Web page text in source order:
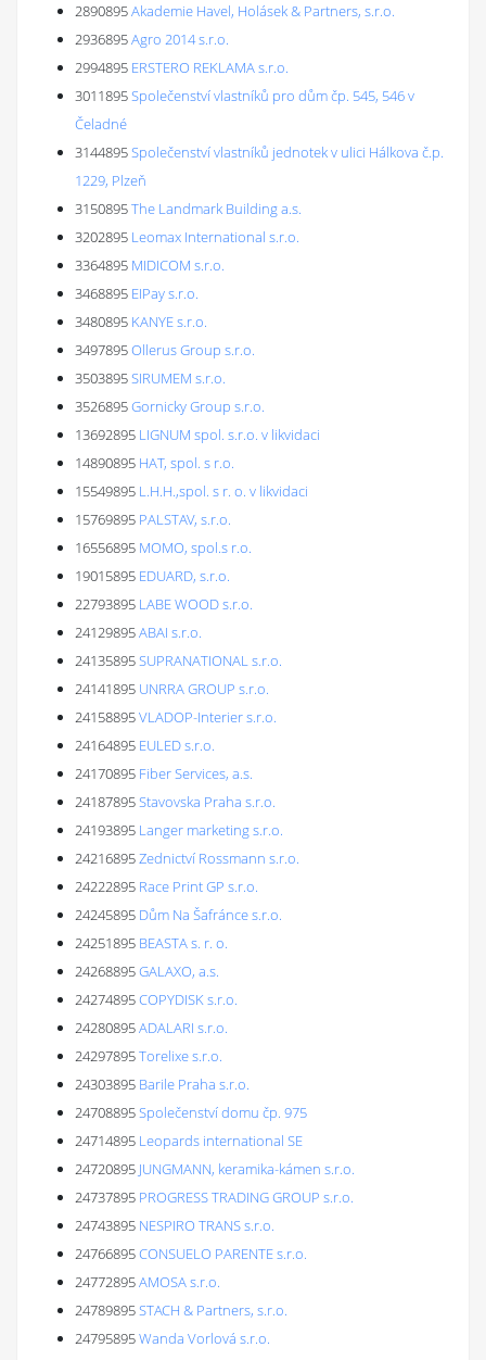
2890895Akademie Havel, Holásek & Partners, s.r.o.
2936895Agro 2014 s.r.o.
2994895 ERSTERO REKLAMA s.r.o.
3011895Společenství vlastníků pro dům čp. 545, 546 v
Čeladné
3144895Společenství vlastníků jednotek v ulici Hálkova č.p.
1229, Plzeň
3150895The Landmark Building a.s.
3202895 Leomax International s.r.o.
3364895 MIDICOM s.r.o.
3468895 EIPay s.r.o.
3480895 KANYE s.r.o.
3497895Ollerus Group s.r.o.
3503895SIRUMEM s.r.o.
3526895Gornicky Group s.r.o.
13692895 LIGNUM spol. s.r.o. v likvidaci
14890895 HAT, spol. s r.o.
15549895 L.H.H.,spol. s r. o. v likvidaci
15769895 PALSTAV, s.r.o.
16556895 MOMO, spol.s r.o.
19015895 EDUARD, s.r.o.
22793895 LABE WOOD s.r.o.
24129895ABAI s.r.o.
24135895SUPRANATIONAL s.r.o.
24141895 UNRRA GROUP s.r.o.
24158895VLADOP-Interier s.r.o.
24164895 EULED s.r.o.
24170895 Fiber Services, a.s.
24187895Stavovska Praha s.r.o.
24193895 Langer marketing s.r.o.
24216895Zednictví Rossmann s.r.o.
24222895 Race Print GP s.r.o.
24245895 Dům Na Šafránce s.r.o.
24251895 BEASTA s. r. o.
24268895GALAXO, a.s.
24274895COPYDISK s.r.o.
24280895ADALARI s.r.o.
24297895Torelixe s.r.o.
24303895 Barile Praha s.r.o.
24708895Společenství domu čp. 975
24714895 Leopards international SE
24720895 JUNGMANN, keramika-kámen s.r.o.
24737895 PROGRESS TRADING GROUP s.r.o.
24743895 NESPIRO TRANS s.r.o.
24766895CONSUELO PARENTE s.r.o.
24772895AMOSA s.r.o.
24789895STACH & Partners, s.r.o.
24795895Wanda Vorlová s.r.o.